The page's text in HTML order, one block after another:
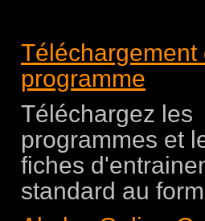
Téléchargement
programme
Téléchargez les
programmes et
fiches
standard au